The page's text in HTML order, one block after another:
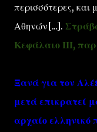
περισσότερες, και
Αθηνών[...].
Κεφάλαιο ΙΙΙ,
Ξανά για τον
μετά επικρατεί
αρχαίο ελληνικό